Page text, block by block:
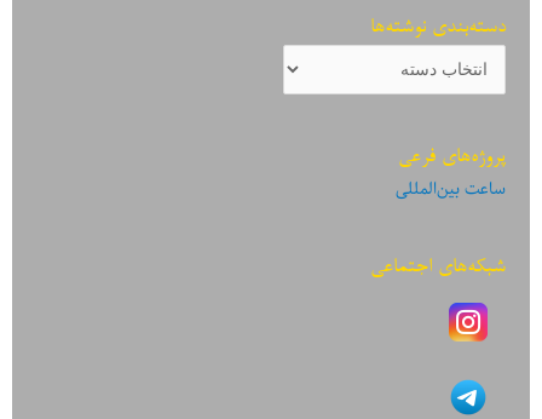
دسته‌بندی نوشته‌ها
دسته‌بندی
نوشته‌ها
پروژه‌های فرعی
ساعت بین‌المللی
شبکه‌های اجتماعی